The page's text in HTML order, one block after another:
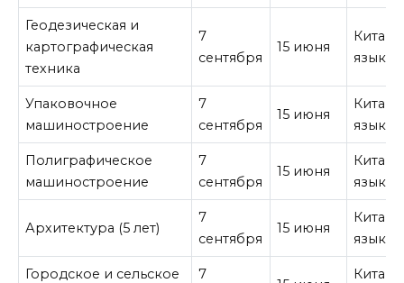
Геодезическая и
картографическая
техника
7
сентября
15 июня
язык
Упаковочное
машиностроение
7
сентября
15 июня
язык
Полиграфическое
машиностроение
7
сентября
15 июня
язык
Архитектура (5 лет)
7
сентября
15 июня
язык
Городское и сельское
7